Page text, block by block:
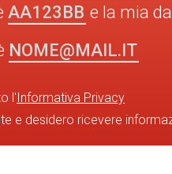
e la mia
l'Informativa Privacy
e desidero ricevere